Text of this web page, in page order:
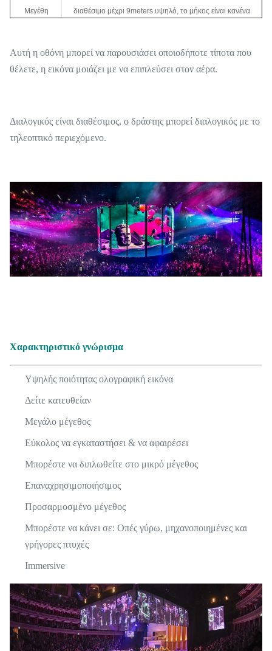
Μεγέθη
διαθέσιμο μέχρι 9meters υψηλό, το μήκος είναι κανένα
Κέρδος 2. - 2,4
μηχανοποιημένος
Αυτή η οθόνη μπορεί να παρουσιάσει οποιοδήποτε τίποτα που
θέλετε, η εικόνα μοιάζει με να επιπλεύσει στον αέρα.
Διαλογικός είναι διαθέσιμος, ο δράστης μπορεί διαλογικός με το
τηλεοπτικό περιεχόμενο.
Χαρακτηριστικό γνώρισμα
Υψηλής ποιότητας ολογραφική εικόνα
Δείτε κατευθείαν
Μεγάλο μέγεθος
Εύκολος να εγκαταστήσει & να αφαιρέσει
Μπορέστε να διπλωθείτε στο μικρό μέγεθος
Επαναχρησιμοποιήσιμος
Προσαρμοσμένο μέγεθος
Μπορέστε να κάνει σε: Οπές γύρω, μηχανοποιημένες και
γρήγορες πτυχές
Immersive